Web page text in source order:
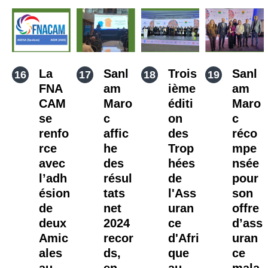
La
FNA
CAM
se
renfo
rce
avec
l’adh
ésion
de
deux
Amic
ales
Sanl
am
Maro
c
affic
he
des
résul
tats
net
2024
recor
ds,
Trois
ième
éditi
on
des
Trop
hées
de
l'Ass
uran
ce
d'Afri
que
Sanl
am
Maro
c
réco
mpe
nsée
pour
son
offre
d’ass
uran
ce